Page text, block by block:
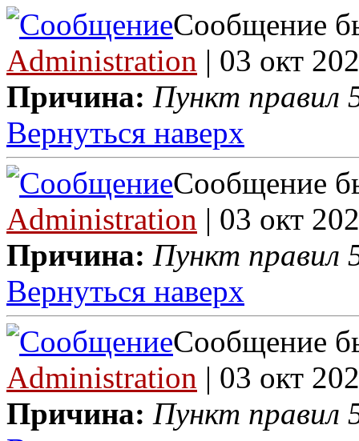
Сообщение
Administration | 03 окт
Причина: Пункт правил
Вернуться наверх
Сообщение
Administration | 03 окт
Причина: Пункт правил
Вернуться наверх
Сообщение
Administration | 03 окт
Причина: Пункт правил